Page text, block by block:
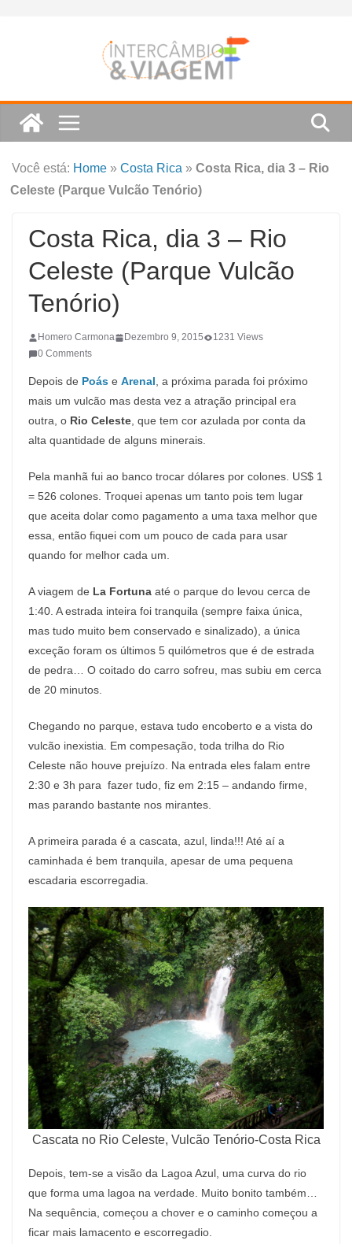
Você está: Home »Costa Rica »Costa Rica, dia 3 – Rio
Celeste (Parque Vulcão Tenório)
Costa Rica, dia 3 – Rio
Celeste (Parque Vulcão
Tenório)
Homero Carmona Dezembro 9, 2015
1231 Views
0 Comments
Depois de Poás e Arenal , a próxima parada foi próximo
mais um vulcão mas desta vez a atração principal era
outra, o Rio Celeste , que tem cor azulada por conta da
alta quantidade de alguns minerais.
Pela manhã fui ao banco trocar dólares por colones. US$ 1
= 526 colones. Troquei apenas um tanto pois tem lugar
que aceita dolar como pagamento a uma taxa melhor que
essa, então fiquei com um pouco de cada para usar
quando for melhor cada um.
A viagem de La Fortuna até o parque do levou cerca de
1:40. A estrada inteira foi tranquila (sempre faixa única,
mas tudo muito bem conservado e sinalizado), a única
exceção foram os últimos 5 quilómetros que é de estrada
de pedra… O coitado do carro sofreu, mas subiu em cerca
de 20 minutos.
Chegando no parque, estava tudo encoberto e a vista do
vulcão inexistia. Em compesação, toda trilha do Rio
Celeste não houve prejuízo. Na entrada eles falam entre
2:30 e 3h para fazer tudo, fiz em 2:15 – andando firme,
mas parando bastante nos mirantes.
A primeira parada é a cascata, azul, linda!!! Até aí a
caminhada é bem tranquila, apesar de uma pequena
escadaria escorregadia.
Cascata no Rio Celeste, Vulcão Tenório-Costa Rica
Depois, tem-se a visão da Lagoa Azul, uma curva do rio
que forma uma lagoa na verdade. Muito bonito também…
Na sequência, começou a chover e o caminho começou a
ficar mais lamacento e escorregadio.